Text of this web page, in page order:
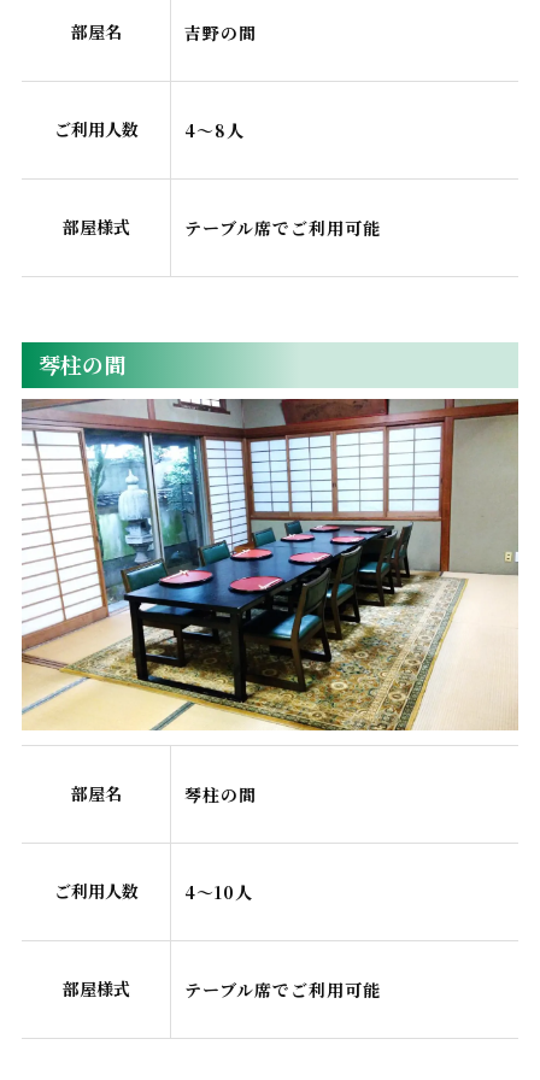
部屋名 吉野の間
ご利用人数 4～8人
部屋様式 テーブル席でご利用可能
琴柱の間
部屋名 琴柱の間
ご利用人数 4～10人
部屋様式 テーブル席でご利用可能